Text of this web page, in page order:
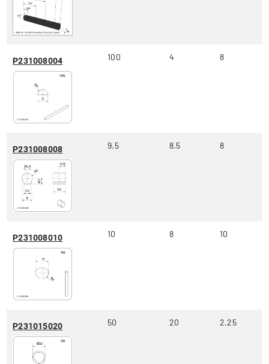
P231008004 100 4 8
P231008008 9.5 8.5 8
P231008010 10 8 10
P231015020 50 20 2.25